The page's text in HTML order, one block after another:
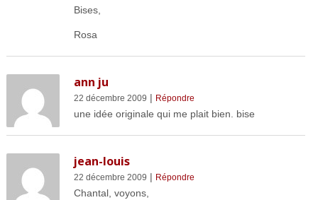
Bises,
Rosa
ann ju
22 décembre 2009 | Répondre
une idée originale qui me plait bien. bise
jean-louis
22 décembre 2009 | Répondre
Chantal, voyons,